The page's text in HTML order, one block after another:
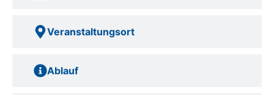
Veranstaltungsort
Ablauf